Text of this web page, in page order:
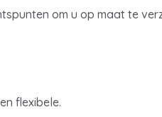
om u op maat te
flexibele.